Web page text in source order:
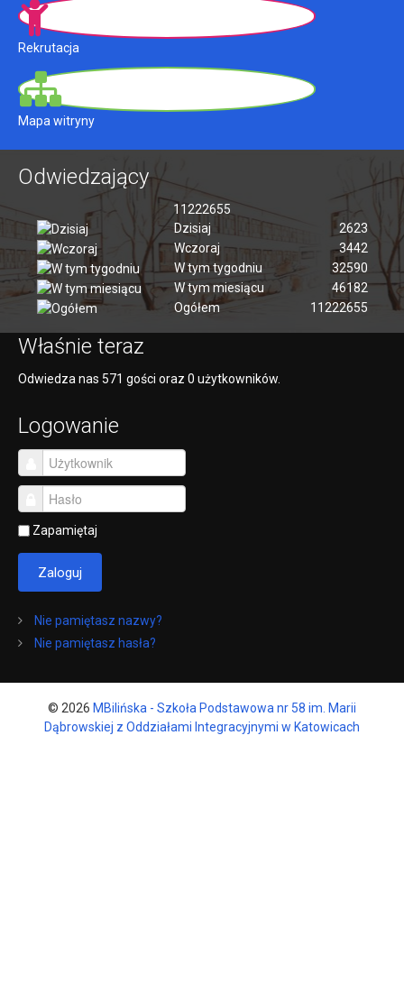
Rekrutacja
Mapa witryny
Odwiedzający
11222655
Dzisiaj
2623
Wczoraj
3442
W tym tygodniu
32590
W tym miesiącu
46182
Ogółem
11222655
Właśnie teraz
Odwiedza nas 571 gości oraz 0 użytkowników.
Logowanie
Zapamiętaj
Zaloguj
Nie pamiętasz nazwy?
Nie pamiętasz hasła?
© 2026 MBilińska - Szkoła Podstawowa nr 58 im. Marii
Dąbrowskiej z Oddziałami Integracyjnymi w Katowicach